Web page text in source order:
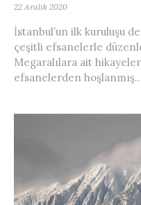
22 Aralık 2020
İstanbul’un ilk kuruluşu
çeşitli efsanelerle
Megaralılara ait
efsanelerden